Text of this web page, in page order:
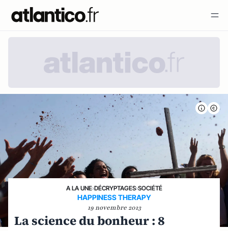
A LA UNE›DÉCRYPTAGES›SOCIÉTÉ
HAPPINESS THERAPY
19 novembre 2013
La science du bonheur : 8